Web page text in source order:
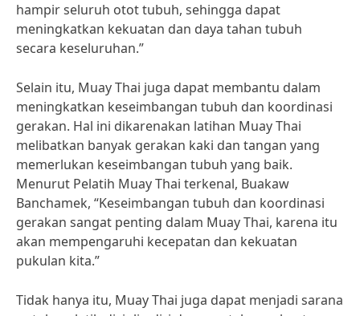
hampir seluruh otot tubuh, sehingga dapat
meningkatkan kekuatan dan daya tahan tubuh
secara keseluruhan.”
Selain itu, Muay Thai juga dapat membantu dalam
meningkatkan keseimbangan tubuh dan koordinasi
gerakan. Hal ini dikarenakan latihan Muay Thai
melibatkan banyak gerakan kaki dan tangan yang
memerlukan keseimbangan tubuh yang baik.
Menurut Pelatih Muay Thai terkenal, Buakaw
Banchamek, “Keseimbangan tubuh dan koordinasi
gerakan sangat penting dalam Muay Thai, karena itu
akan mempengaruhi kecepatan dan kekuatan
pukulan kita.”
Tidak hanya itu, Muay Thai juga dapat menjadi sarana